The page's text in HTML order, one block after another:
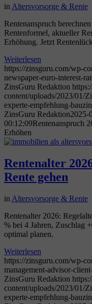
in Altersvorsorge & Rente
Rentenanspruch
Rentenformel, aktueller
Erhöhung. Jetzt
Weiterlesen
https://zinsguru.com/wp-
newspaper-euro-interest-
ZinsGuru Redaktion
content/uploads/2023/01/
experte-empfehlung-
ZinsGuru Redaktion2025-
00:12:09Rentenanspruch
Erhöhen
Rentenalter
Rente gehen
in Altersvorsorge & Rente
Rentenalter 2026:
% bei 4 Jahren, Zuschlag
optimal planen.
Weiterlesen
https://zinsguru.com/wp-
management-advisor-
ZinsGuru Redaktion
content/uploads/2023/01/
experte-empfehlung-